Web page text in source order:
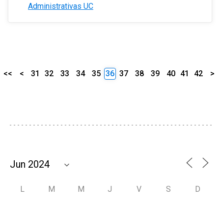
Administrativas UC
<< < 31 32 33 34 35 36 37 38 39 40 41 42 >
L M M J V S D